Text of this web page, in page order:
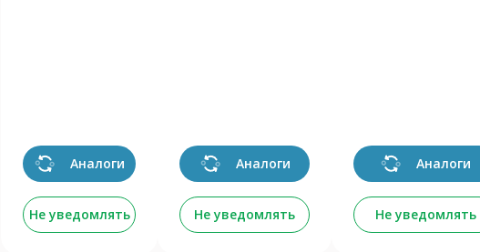
Аналоги
Не уведомлять
Аналоги
Не уведомлять
Аналоги
Не уведомлять